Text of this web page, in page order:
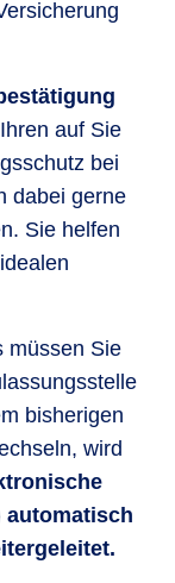
auf Sie
bei
dabei gerne
Sie helfen
müssen Sie
bisherigen
wird
automatisch